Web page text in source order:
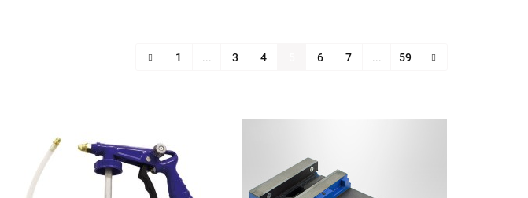
1 ... 3 4 6 7 ... 59